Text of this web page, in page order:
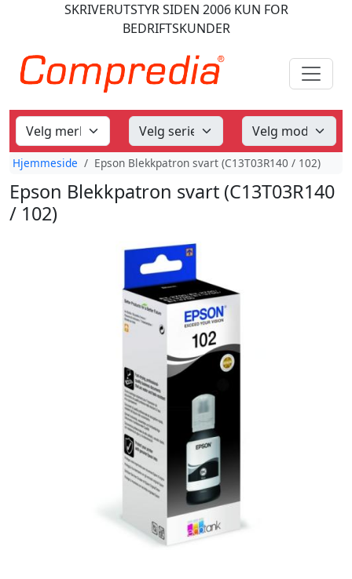
SKRIVERUTSTYRSIDEN 2006KUN FOR
BEDRIFTSKUNDER
Hjemmeside Epson Blekkpatron svart (C13T03R140 / 102)
Epson Blekkpatron svart (C13T03R140
/ 102)